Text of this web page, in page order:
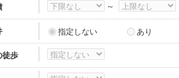
～
指定しない あり
徒歩